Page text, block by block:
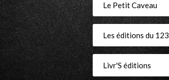
Le Petit Caveau
Les éditions du 123
Livr'S éditions